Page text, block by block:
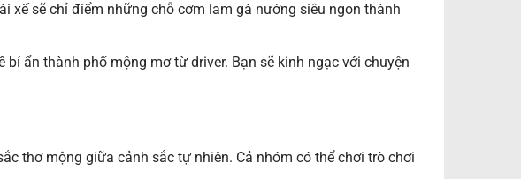
xế sẽ chỉ điểm những chỗ cơm lam gà nướng siêu ngon thành
bí ẩn thành phố mộng mơ từ driver. Bạn sẽ kinh ngạc với chuyện
thơ mộng giữa cảnh sắc tự nhiên. Cả nhóm có thể chơi trò chơi